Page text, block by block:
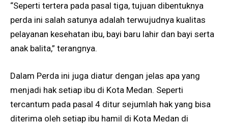
“Seperti tertera pada pasal tiga, tujuan dibentuknya
perda ini salah satunya adalah terwujudnya kualitas
pelayanan kesehatan ibu, bayi baru lahir dan bayi serta
anak balita,” terangnya.
Dalam Perda ini juga diatur dengan jelas apa yang
menjadi hak setiap ibu di Kota Medan. Seperti
tercantum pada pasal 4 ditur sejumlah hak yang bisa
diterima oleh setiap ibu hamil di Kota Medan di